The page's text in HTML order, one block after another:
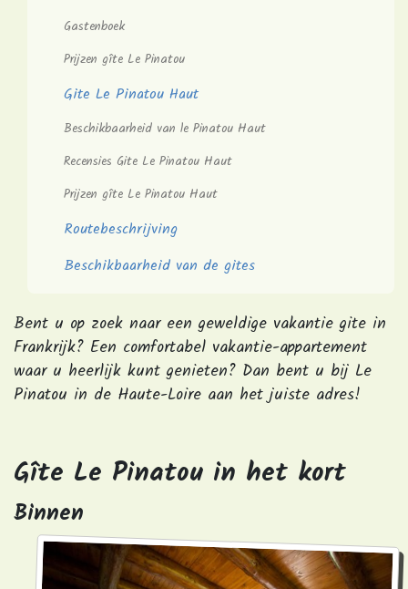
Gastenboek
Prijzen gîte Le Pinatou
Gite Le Pinatou Haut
Beschikbaarheid van le Pinatou Haut
Recensies Gite Le Pinatou Haut
Prijzen gîte Le Pinatou Haut
Routebeschrijving
Beschikbaarheid van de gites
Bent u op zoek naar een geweldige vakantie gite in
Frankrijk? Een comfortabel vakantie-appartement
waar u heerlijk kunt genieten? Dan bent u bij Le
Pinatou in de Haute-Loire aan het juiste adres!
Gîte Le Pinatou in het kort
Binnen